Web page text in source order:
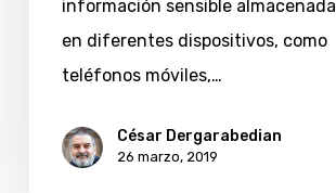
información sensible almacenada
en diferentes dispositivos, como
teléfonos móviles,…
César Dergarabedian
26 marzo, 2019